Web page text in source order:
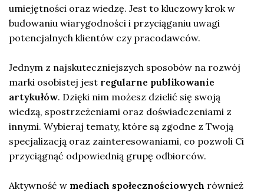
umiejętności oraz wiedzę. Jest to kluczowy krok w
budowaniu wiarygodności i przyciąganiu uwagi
potencjalnych klientów czy pracodawców.
Jednym z najskuteczniejszych sposobów na rozwój
marki osobistej jest regularne publikowanie
artykułów. Dzięki nim możesz dzielić się swoją
wiedzą, spostrzeżeniami oraz doświadczeniami z
innymi. Wybieraj tematy, które są zgodne z Twoją
specjalizacją oraz zainteresowaniami, co pozwoli Ci
przyciągnąć odpowiednią grupę odbiorców.
Aktywność w mediach społecznościowych również